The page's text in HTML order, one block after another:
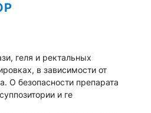
геля и ректальных
в зависимости от
О безопасности препарата
и ге